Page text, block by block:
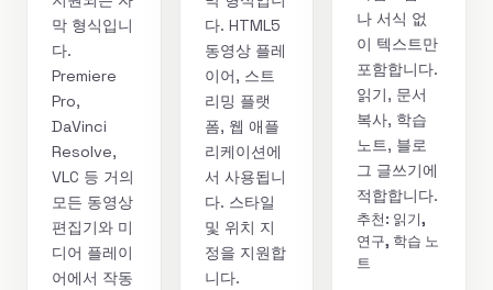
막 형식입니
다.
Premiere
Pro,
DaVinci
Resolve,
VLC 등 거의
모든 동영상
편집기와 미
디어 플레이
어에서 작동
다. HTML5
동영상 플레
이어, 스트
리밍 플랫
폼, 웹 애플
리케이션에
서 사용됩니
다. 스타일
및 위치 지
정을 지원합
니다.
나 서식 없
이 텍스트만
포함합니다.
읽기, 문서
복사, 학습
노트, 블로
그 글쓰기에
적합합니다.
추천: 읽기,
연구, 학습 노
트